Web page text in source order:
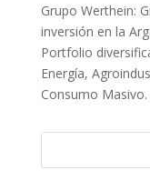
Grupo Werthein:
inversión en la
Portfolio
Energía,
Consumo Masivo.